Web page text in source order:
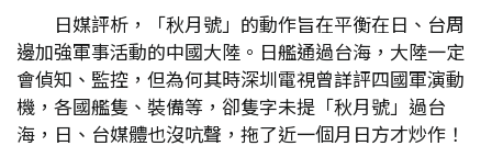
日媒評析，「秋月號」的動作旨在平衡在日、台周
邊加強軍事活動的中國大陸。日艦通過台海，大陸一定
會偵知、監控，但為何其時深圳電視曾詳評四國軍演動
機，各國艦隻、裝備等，卻隻字未提「秋月號」過台
海，日、台媒體也沒吭聲，拖了近一個月日方才炒作！